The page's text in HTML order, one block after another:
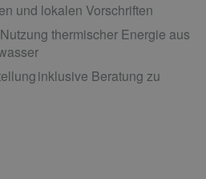
und lokalen Vorschriften
thermischer Energie aus
inklusive Beratung zu